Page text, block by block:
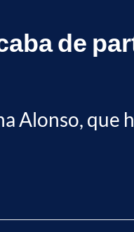
de
Alonso, que